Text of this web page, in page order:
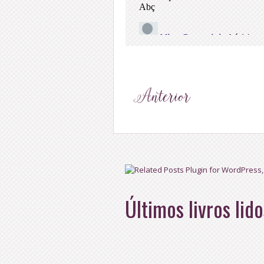
Últimos livros